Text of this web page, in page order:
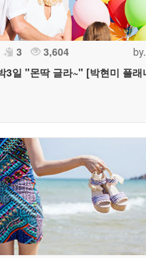
3 3,604
3일 "몬딱 글라~" [박현미 플래너